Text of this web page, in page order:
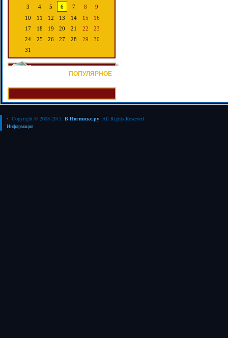
3
4 5 6 7 8
9
10
11 12 13 14 15
16
17
18 19 20 21 22
23
24
25 26 27 28 29
30
31
ПОПУЛЯРНОЕ
• Copyright © 2008-2015. В Ногинске.ру. All Rights Reserved
Информация